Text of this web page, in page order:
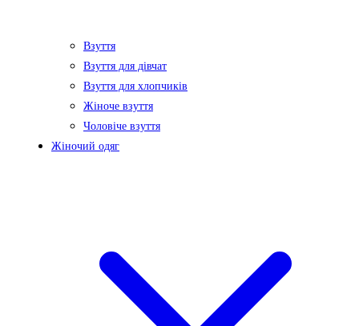
Взуття
Взуття для дівчат
Взуття для хлопчиків
Жіноче взуття
Чоловіче взуття
Жіночий одяг